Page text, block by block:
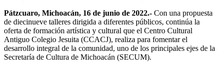
Pátzcuaro, Michoacán, 16 de junio de 2022.- Con una propuesta
de diecinueve talleres dirigida a diferentes públicos, continúa la
oferta de formación artística y cultural que el Centro Cultural
Antiguo Colegio Jesuita (CCACJ), realiza para fomentar el
desarrollo integral de la comunidad, uno de los principales ejes de la
Secretaría de Cultura de Michoacán (SECUM).